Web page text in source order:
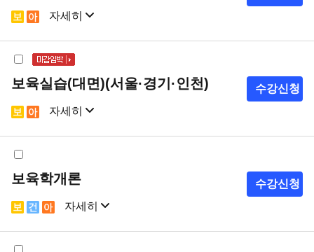
자세히
샘플강의 강의계획서
보육실습(대면)(서울·경기·인천)
자세히
샘플강의 강의계획서
수강신청
보육학개론
자세히
샘플강의 강의계획서
수강신청